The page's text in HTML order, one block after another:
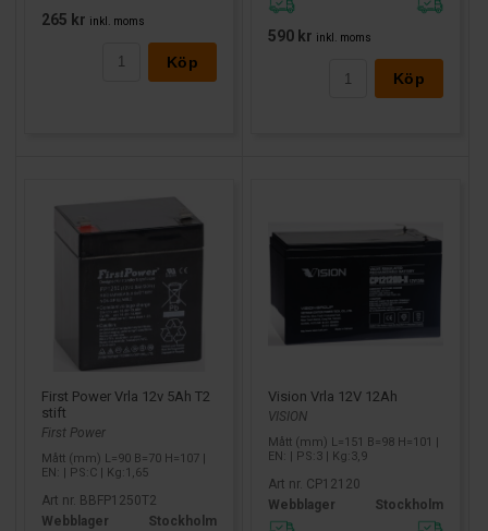
265 kr inkl. moms
Köp
590 kr inkl. moms
Köp
First Power Vrla 12v 5Ah T2
stift
First Power
Mått (mm) L=90 B=70 H=107 |
EN: | PS:C | Kg:1,65
Art nr. BBFP1250T2
Webblager
Stockholm
Vision Vrla 12V 12Ah
VISION
Mått (mm) L=151 B=98 H=101 |
EN: | PS:3 | Kg:3,9
Art nr. CP12120
Webblager
Stockholm